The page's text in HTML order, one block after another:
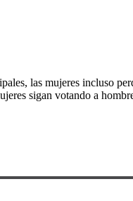
las mujeres incluso
sigan votando a